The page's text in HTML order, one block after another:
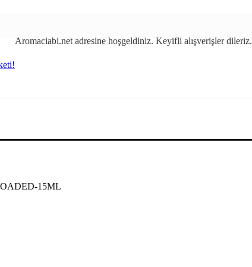
Aromaciabi.netadresinehoşgeldiniz. Keyifli alışverişler dileriz.
15ML